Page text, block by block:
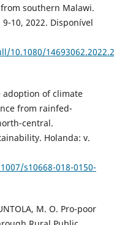
southern Malawi.
10, 2022. Disponível
adoption of climate
from rainfed-
central.
Holanda: v.
s10668-018-0150-
M. O. Pro-poor